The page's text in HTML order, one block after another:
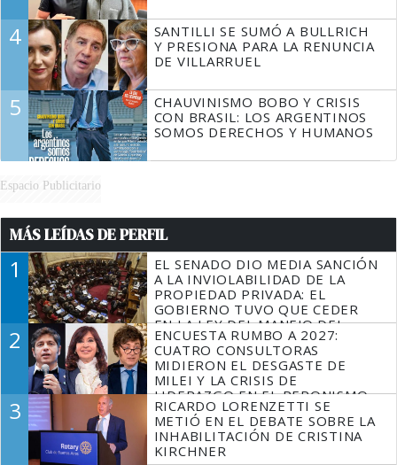
4
SANTILLI SE SUMÓ A BULLRICH
Y PRESIONA PARA LA RENUNCIA
DE VILLARRUEL
5
CHAUVINISMO BOBO Y CRISIS
CON BRASIL: LOS ARGENTINOS
SOMOS DERECHOS Y HUMANOS
Espacio Publicitario
MÁS LEÍDAS DE PERFIL
1
EL SENADO DIO MEDIA SANCIÓN
A LA INVIOLABILIDAD DE LA
PROPIEDAD PRIVADA: EL
GOBIERNO TUVO QUE CEDER
EN LA LEY DEL MANEJO DEL
FUEGO
2
ENCUESTA RUMBO A 2027:
CUATRO CONSULTORAS
MIDIERON EL DESGASTE DE
MILEI Y LA CRISIS DE
LIDERAZGO EN EL PERONISMO
3
RICARDO LORENZETTI SE
METIÓ EN EL DEBATE SOBRE LA
INHABILITACIÓN DE CRISTINA
KIRCHNER